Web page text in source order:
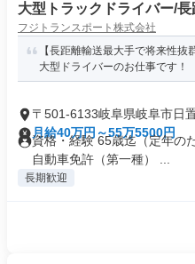
大型トラックドライバー/長
フジトランスポート株式会社
【長距離輸送最大手で将来性
大型ドライバーのお仕事です！
〒501-6133岐阜県岐阜市日
月給40万円～55万5500円
資格・経験 65歳迄（定年の
自動車免許（第一種） ...
長期歓迎